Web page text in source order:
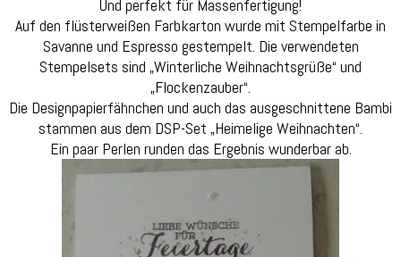
Und perfekt für Massenfertigung!
Auf den flüsterweißen Farbkarton wurde mit Stempelfarbe in
Savanne und Espresso gestempelt. Die verwendeten
Stempelsets sind „Winterliche Weihnachtsgrüße“ und
„Flockenzauber“.
Die Designpapierfähnchen und auch das ausgeschnittene Bambi
stammen aus dem DSP-Set „Heimelige Weihnachten“.
Ein paar Perlen runden das Ergebnis wunderbar ab.